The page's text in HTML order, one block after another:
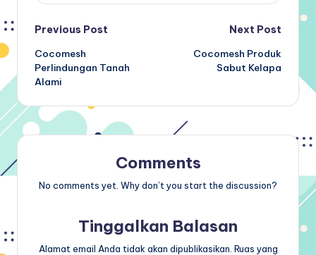
Post
navigation
Previous Post
Cocomesh
Perlindungan Tanah
Alami
Next Post
Cocomesh Produk
Sabut Kelapa
Comments
No comments yet. Why don’t you start the discussion?
Tinggalkan Balasan
Alamat email Anda tidak akan dipublikasikan. Ruas yang